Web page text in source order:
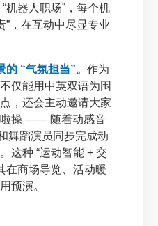
机器人职场”，每个机
”，在互动中尽显专业
的 “气氛担当”。作为
仅能用中英双语为围
，还会主动邀请大家
啦操 —— 随着动感音
舞蹈演员同步完成动
这种 “运动智能 + 交
在商场导览、活动暖
预演。